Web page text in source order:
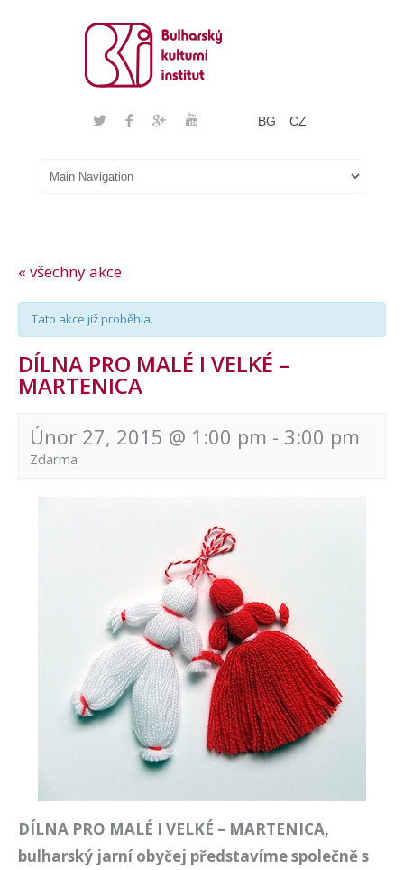
BG CZ
« všechny akce
Tato akce již proběhla.
DÍLNA PRO MALÉ I VELKÉ –
MARTENICA
Únor 27, 2015 @ 1:00 pm - 3:00 pm
Zdarma
Navigace
DÍLNA PRO MALÉ I VELKÉ – MARTENICA,
bulharský jarní obyčej představíme společně s